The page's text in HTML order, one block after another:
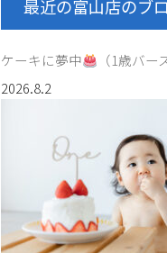
最近の富山店のブ
ケーキに夢中
（1歳バー
2026.8.2